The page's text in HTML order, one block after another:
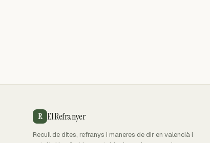
R El Refranyer
Recull de dites, refranys i maneres de dir en valencià i